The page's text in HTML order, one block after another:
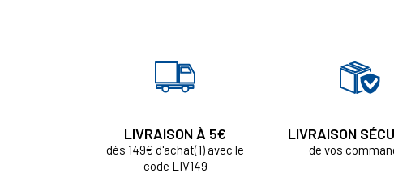
LIVRAISON À 5€
dès 149€ d'achat(1) avec le
code LIV149
LIVRAISON
de vos